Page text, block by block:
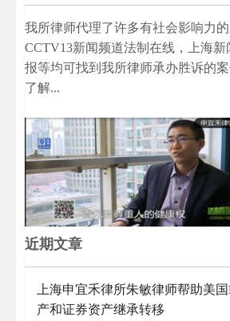
我所律师代理了许多有社会影响力
CCTV13新闻频道法制在线，上海
报等均可找到我所律师承办胜诉的
了解...
近期文章
上海申宜禾律所朱敏律师帮助美
产和证券资产继承转移